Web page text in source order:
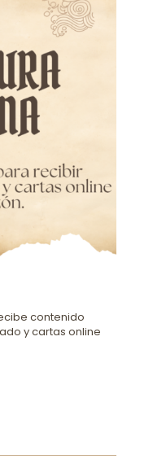
contenido
y cartas online